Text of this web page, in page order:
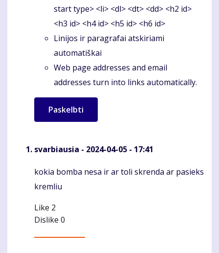
start type> <li> <dl> <dt> <dd> <h2 id>
<h3 id> <h4 id> <h5 id> <h6 id>
Linijos ir paragrafai atskiriami
automatiškai
Web page addresses and email
addresses turn into links automatically.
svarbiausia - 2024-04-05 - 17:41
Komentaras
kokia bomba nesa ir ar toli skrenda ar pasieks
kremliu
Like 2
Dislike 0